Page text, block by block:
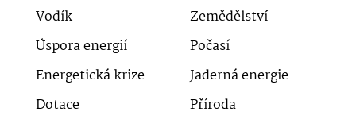
Vodík
Zemědělství
Úspora energií
Počasí
Energetická krize
Jaderná energie
Dotace
Příroda